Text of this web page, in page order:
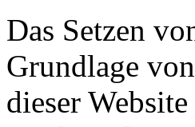
Das Setzen
Grundlage
dieser